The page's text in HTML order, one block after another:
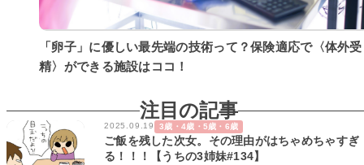
「卵子」に優しい最先端の技術って？保険適応で〈体外受
精〉ができる施設はココ！
注目の記事
2025.09.19 3歳・4歳・5歳・6歳
ご飯を残した次女。その理由がはちゃめちゃすぎ
る！！！【うちの3姉妹#134】